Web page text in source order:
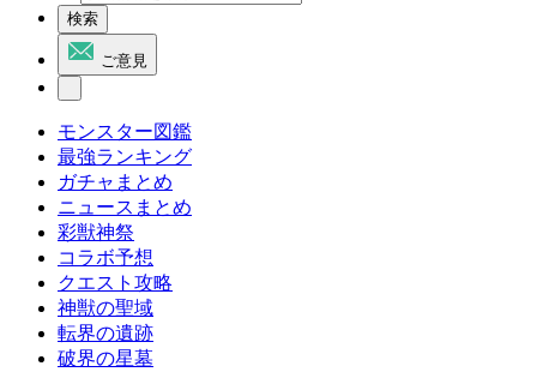
検索
ご意見
モンスター図鑑
最強ランキング
ガチャまとめ
ニュースまとめ
彩獣神祭
コラボ予想
クエスト攻略
神獣の聖域
転界の遺跡
破界の星墓